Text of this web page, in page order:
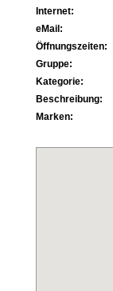
Internet:
eMail:
Öffnungszeiten:
Gruppe:
Kategorie:
Beschreibung:
Marken: